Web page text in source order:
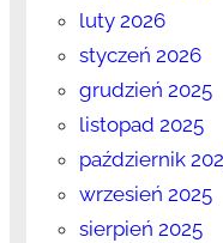
luty 2026
styczeń 2026
grudzień 2025
listopad 2025
październik
wrzesień 2025
sierpień 2025